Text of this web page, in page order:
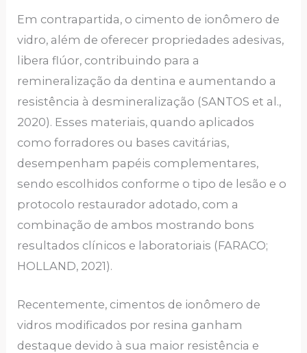
Em contrapartida, o cimento de ionômero de
vidro, além de oferecer propriedades adesivas,
libera flúor, contribuindo para a
remineralização da dentina e aumentando a
resistência à desmineralização (SANTOS et al.,
2020). Esses materiais, quando aplicados
como forradores ou bases cavitárias,
desempenham papéis complementares,
sendo escolhidos conforme o tipo de lesão e o
protocolo restaurador adotado, com a
combinação de ambos mostrando bons
resultados clínicos e laboratoriais (FARACO;
HOLLAND, 2021).
Recentemente, cimentos de ionômero de
vidros modificados por resina ganham
destaque devido à sua maior resistência e